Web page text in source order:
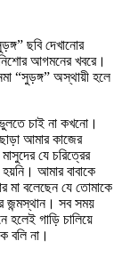
ছবি দেখানোর
আগমনের খবরে।
“সুড়ঙ্গ” অস্থায়ী হলে
চাই না কখনো।
আমার কাজের
যে চরিত্রের
আমার বাবাকে
মা বলেছেন যে তোমাকে
জন্মস্থান। সব সময়
হলেই গাড়ি চালিয়ে
বলি না।